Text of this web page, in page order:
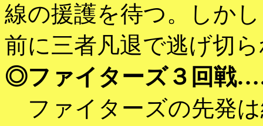
線の援護を待つ。しか
前に三者凡退で逃げ切
◎ファイターズ３回戦
ファイターズの先発は